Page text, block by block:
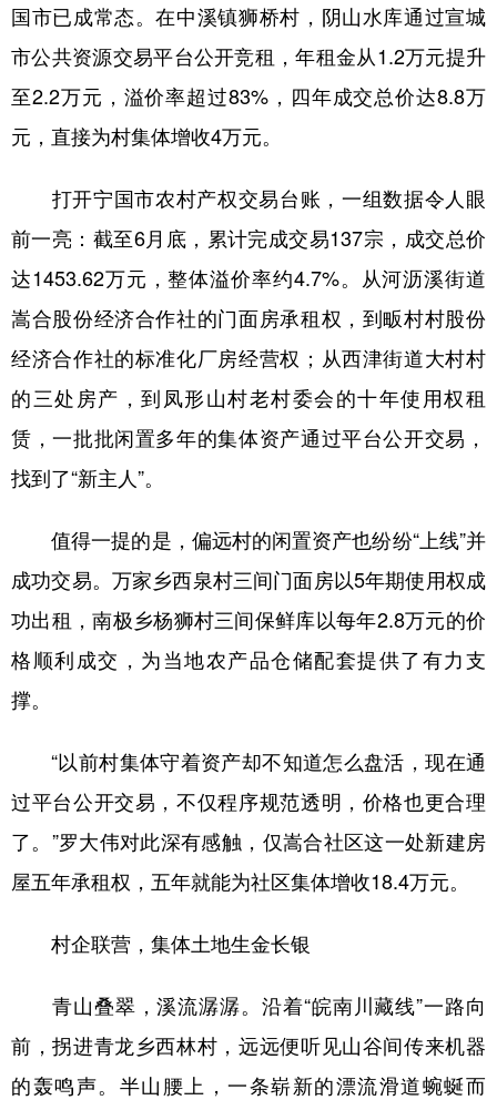
国市已成常态。在中溪镇狮桥村，阴山水库通过宣城
市公共资源交易平台公开竞租，年租金从1.2万元提升
至2.2万元，溢价率超过83%，四年成交总价达8.8万
元，直接为村集体增收4万元。
打开宁国市农村产权交易台账，一组数据令人眼
前一亮：截至6月底，累计完成交易137宗，成交总价
达1453.62万元，整体溢价率约4.7%。从河沥溪街道
嵩合股份经济合作社的门面房承租权，到畈村村股份
经济合作社的标准化厂房经营权；从西津街道大村村
的三处房产，到凤形山村老村委会的十年使用权租
赁，一批批闲置多年的集体资产通过平台公开交易，
找到了“新主人”。
值得一提的是，偏远村的闲置资产也纷纷“上线”并
成功交易。万家乡西泉村三间门面房以5年期使用权成
功出租，南极乡杨狮村三间保鲜库以每年2.8万元的价
格顺利成交，为当地农产品仓储配套提供了有力支
撑。
“以前村集体守着资产却不知道怎么盘活，现在通
过平台公开交易，不仅程序规范透明，价格也更合理
了。”罗大伟对此深有感触，仅嵩合社区这一处新建房
屋五年承租权，五年就能为社区集体增收18.4万元。
村企联营，集体土地生金长银
青山叠翠，溪流潺潺。沿着“皖南川藏线”一路向
前，拐进青龙乡西林村，远远便听见山谷间传来机器
的轰鸣声。半山腰上，一条崭新的漂流滑道蜿蜒而